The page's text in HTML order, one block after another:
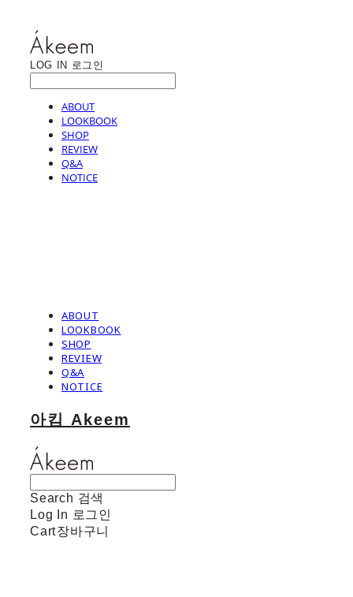
LOG IN 로그인
ABOUT
LOOKBOOK
SHOP
REVIEW
Q&A
NOTICE
ABOUT
LOOKBOOK
SHOP
REVIEW
Q&A
NOTICE
아킴 Akeem
Search 검색
Log In 로그인
Cart장바구니